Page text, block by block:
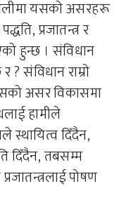
यसको असरहरू
प्रजातन्त्र र
हुन्छ । संविधान
? संविधान राम्रो
असर विकासमा
हामीले
दिँदैन,
दिँदैन, तबसम्म
पोषण